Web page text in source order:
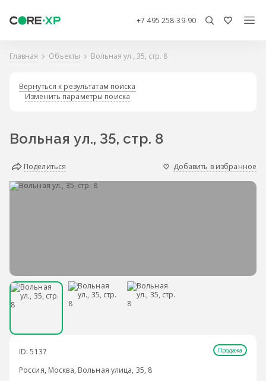
+7 495 258-39-90
Главная Объекты Вольная ул., 35, стр. 8
Вернуться к результатам поиска
Изменить параметры поиска
Вольная ул., 35, стр. 8
Поделиться Добавить в избранное
ID: 5137 Продажа
Россия, Москва, Вольная улица, 35, 8